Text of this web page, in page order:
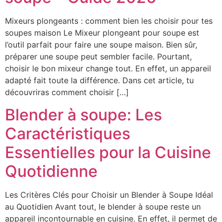
Mixeurs plongeants : comment bien les choisir pour tes
soupes maison Le Mixeur plongeant pour soupe est
l’outil parfait pour faire une soupe maison. Bien sûr,
préparer une soupe peut sembler facile. Pourtant,
choisir le bon mixeur change tout. En effet, un appareil
adapté fait toute la différence. Dans cet article, tu
découvriras comment choisir […]
Blender à soupe: Les
Caractéristiques
Essentielles pour la Cuisine
Quotidienne
Les Critères Clés pour Choisir un Blender à Soupe Idéal
au Quotidien Avant tout, le blender à soupe reste un
appareil incontournable en cuisine. En effet, il permet de